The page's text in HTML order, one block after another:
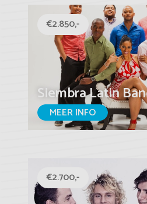
€2.850,-
Siembra Latin
MEER INFO
€2.700,-